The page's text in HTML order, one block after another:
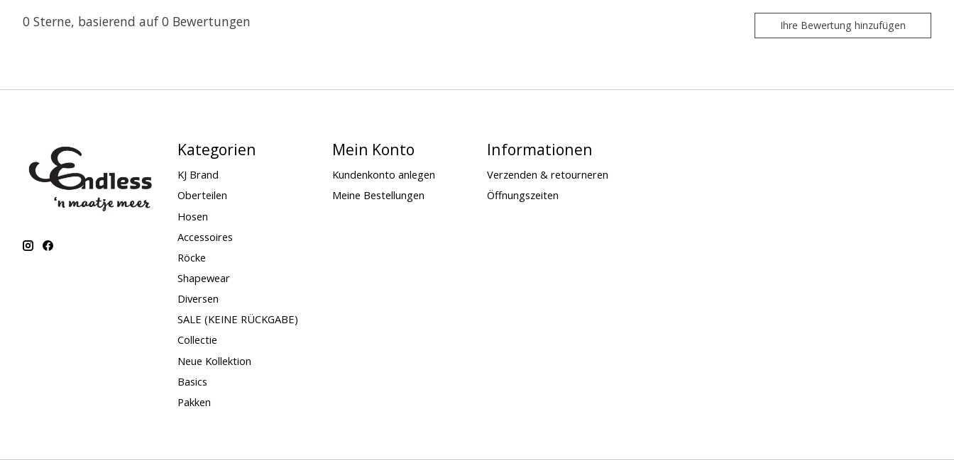
0 Sterne, basierend auf0 Bewertungen Ihre Bewertung hinzufügen
Kategorien
KJ Brand
Oberteilen
Hosen
Accessoires
Röcke
Shapewear
Diversen
SALE (KEINE RÜCKGABE)
Collectie
Neue Kollektion
Basics
Pakken
Mein Konto
Kundenkonto anlegen
Meine Bestellungen
Informationen
Verzenden & retourneren
Öffnungszeiten